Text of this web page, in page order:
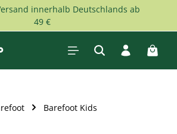
innerhalb Deutschlands ab
49 €
Barefoot Kids